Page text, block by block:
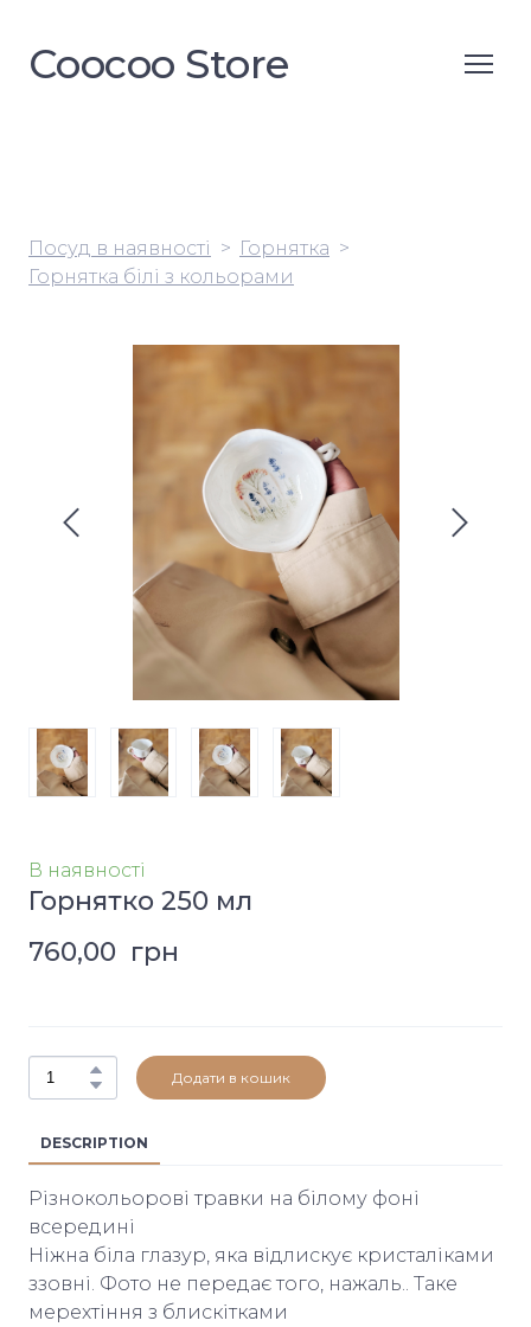
Coocoo Store
Посуд в наявності
Горнятка
Горнятка білі з кольорами
В наявності
Горнятко 250 мл
760,00  грн
Додати в кошик
DESCRIPTION
Різнокольорові травки на білому фоні
всередині
Ніжна біла глазур, яка відлискує кристаліками
ззовні. Фото не передає того, нажаль.. Таке
мерехтіння з блискітками